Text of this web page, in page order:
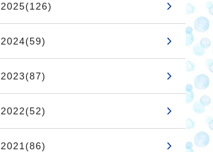
2025(126)
2024(59)
2023(87)
2022(52)
2021(86)